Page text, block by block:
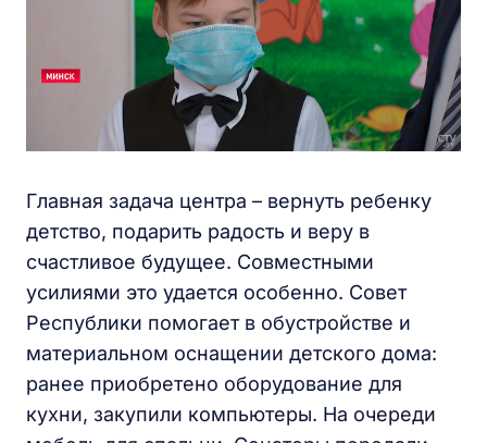
Главная задача центра – вернуть ребенку
детство, подарить радость и веру в
счастливое будущее. Совместными
усилиями это удается особенно. Совет
Республики помогает в обустройстве и
материальном оснащении детского дома:
ранее приобретено оборудование для
кухни, закупили компьютеры. На очереди